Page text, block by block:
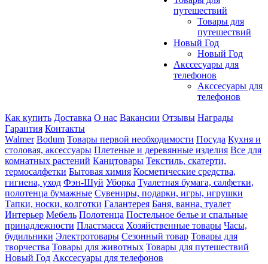
путешествий
Товары для
путешествий
Новый Год
Новый Год
Акссесуары для
телефонов
Акссесуары для
телефонов
Как купить Доставка О нас Вакансии Отзывы Награды
Гарантия Контакты
Walmer Bodum Товары первой необходимости Посуда Кухня и
столовая, аксессуары Плетеные и деревянные изделия Все для
комнатных растений Канцтовары Текстиль, скатерти,
термосалфетки Бытовая химия Косметические средства,
гигиена, уход Фэн-Шуй Уборка Туалетная бумага, салфетки,
полотенца бумажные Сувениры, подарки, игры, игрушки
Тапки, носки, колготки Галантерея Баня, ванна, туалет
Интерьер Мебель Полотенца Постельное белье и спальные
принадлежности Пластмасса Хозяйственные товары Часы,
будильники Электротовары Сезонный товар Товары для
творчества Товары для животных Товары для путешествий
Новый Год Акссесуары для телефонов